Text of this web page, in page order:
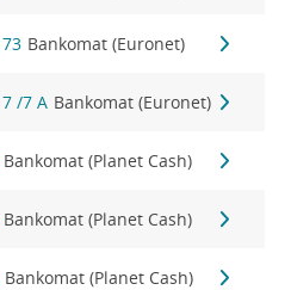
Bankomat (Euronet)
/7 A Bankomat (Euronet)
Bankomat (Planet Cash)
Bankomat (Planet Cash)
Bankomat (Planet Cash)